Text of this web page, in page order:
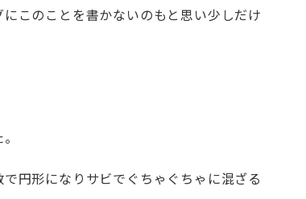
このことを書かないのもと思い少しだけ
円形になりサビでぐちゃぐちゃに混ざる